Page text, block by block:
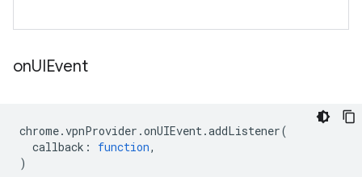
onUIEvent
chrome.vpnProvider .onUIEvent.addListener(
callback : function,
)